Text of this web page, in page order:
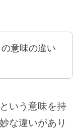
意味の違い
いう意味を持
な違いがあり